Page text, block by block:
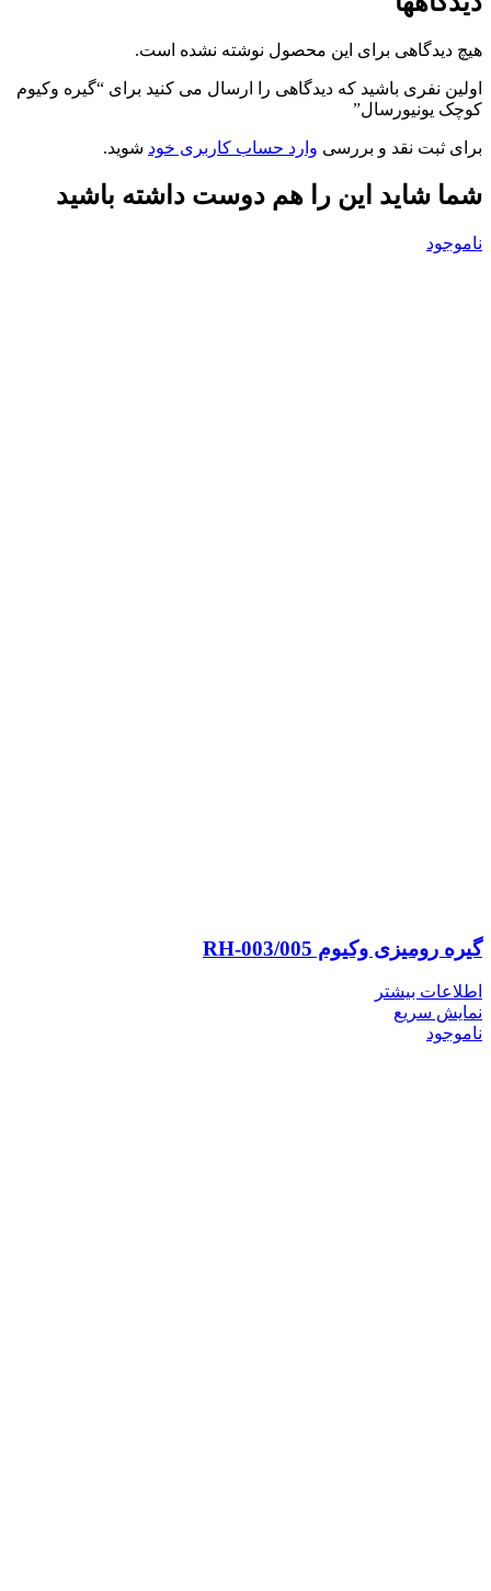
هیچ دیدگاهی برای این محصول نوشته نشده است.
اولین نفری باشید که دیدگاهی را ارسال می کنید برای “گیره وکیوم
کوچک یونیورسال”
برای ثبت نقد و بررسی وارد حساب کاربری خود شوید.
شما شاید این را هم دوست داشته باشید
ناموجود
گیره رومیزی وکیوم RH-003/005
اطلاعات بیشتر
نمایش سریع
ناموجود